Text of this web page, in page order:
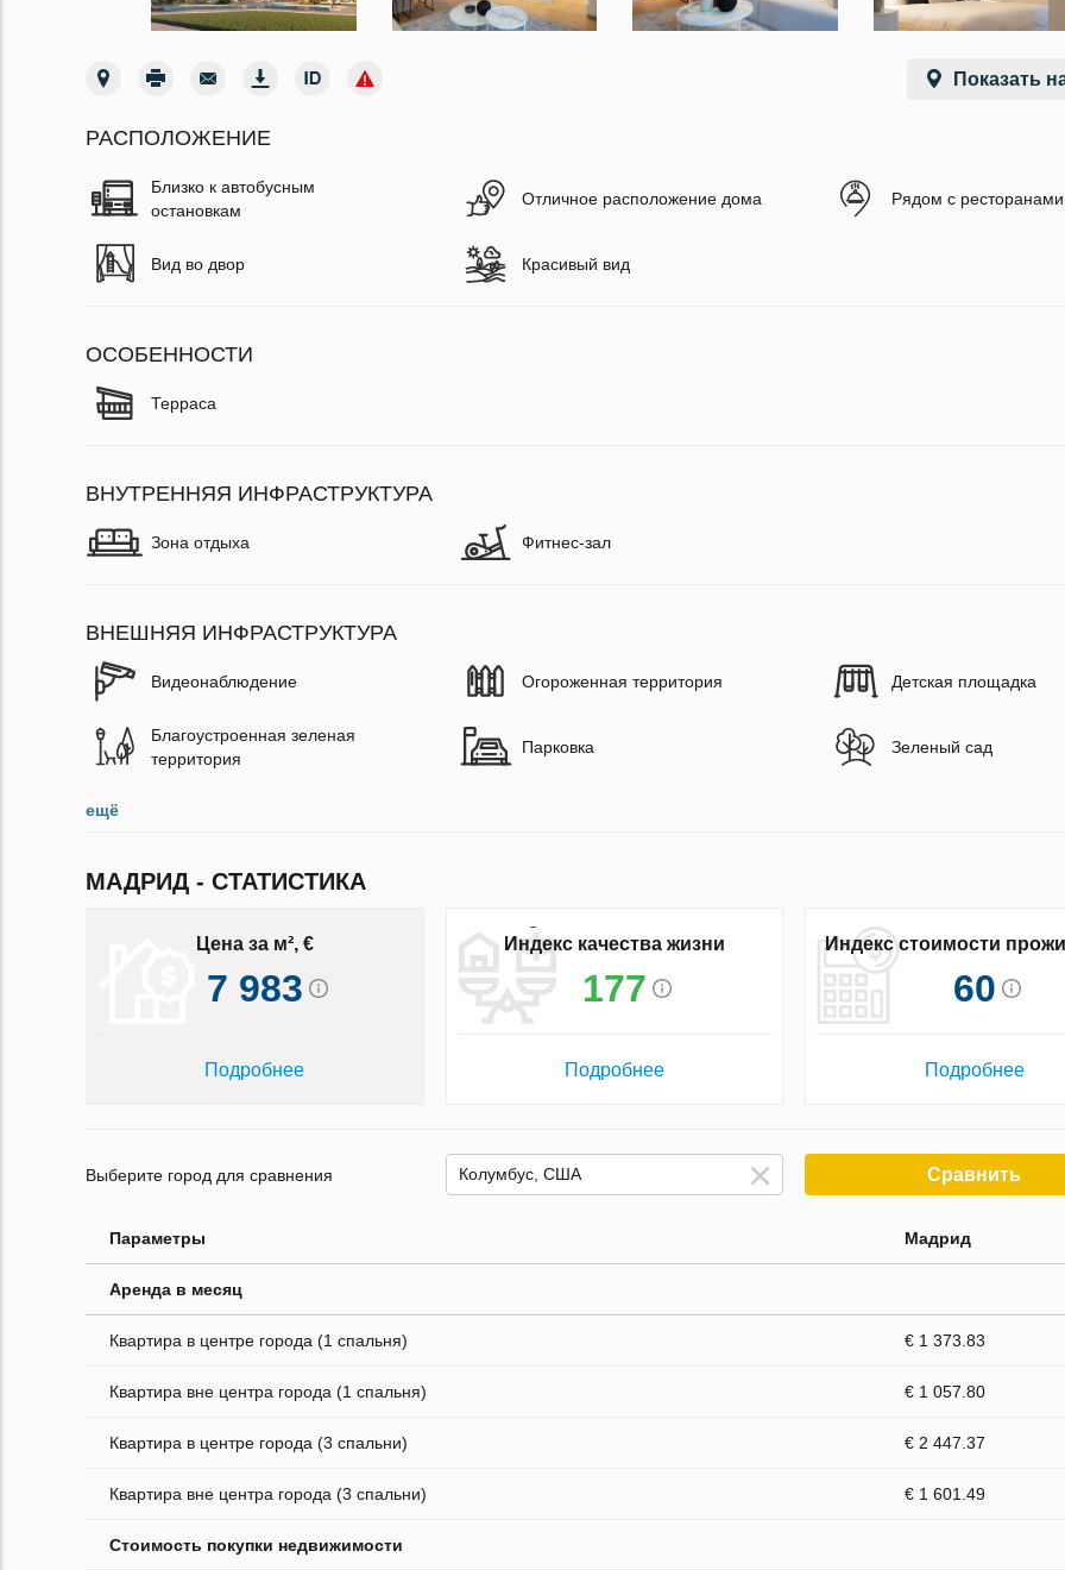
Показать
РАСПОЛОЖЕНИЕ
Близко к автобусным
остановкам
Отличное расположение дома Рядом с ресторанами
Вид во двор Красивый вид
ОСОБЕННОСТИ
Терраса
ВНУТРЕННЯЯ ИНФРАСТРУКТУРА
Зона отдыха Фитнес-зал
ВНЕШНЯЯ ИНФРАСТРУКТУРА
Видеонаблюдение Огороженная территория Детская площадка
Благоустроенная зеленая
территория
Парковка Зеленый сад
ещё
МАДРИД - СТАТИСТИКА
Цена за м², €
7 983
Подробнее
Индекс качества жизни
177
Подробнее
Индекс стоимости
60
Подробнее
Выберите город для сравнения Сравнить
Параметры Мадрид
Аренда в месяц
Квартира в центре города (1 спальня) € 1 373.83
Квартира вне центра города (1 спальня) € 1 057.80
Квартира в центре города (3 спальни) € 2 447.37
Квартира вне центра города (3 спальни) € 1 601.49
Стоимость покупки недвижимости